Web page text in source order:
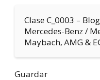
Clase C_0003 –
Mercedes-Benz /
Maybach, AMG &
Guardar